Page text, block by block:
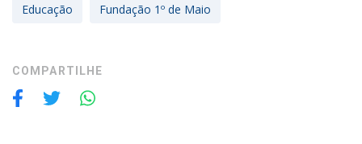
Educação Fundação 1º de Maio
COMPARTILHE